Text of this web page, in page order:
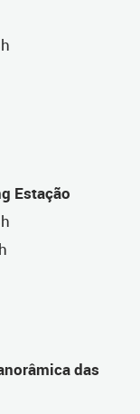
Estação
das